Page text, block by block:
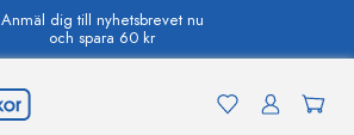
Anmäl dig till nyhetsbrevet nu
och spara 60 kr